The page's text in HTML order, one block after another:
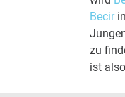
Becir
zu
ist